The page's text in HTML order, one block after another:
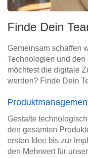
Finde Dein
Gemeinsam schaffen
Technologien und
möchtest die digitale
werden? Finde Dein
Gestalte
den gesamten
ersten Idee bis zur
den Mehrwert für